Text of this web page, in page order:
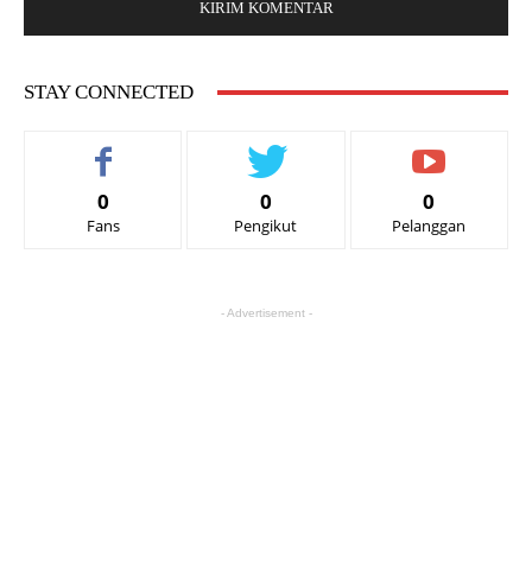
STAY CONNECTED
0
Fans
0
Pengikut
0
Pelanggan
- Advertisement -